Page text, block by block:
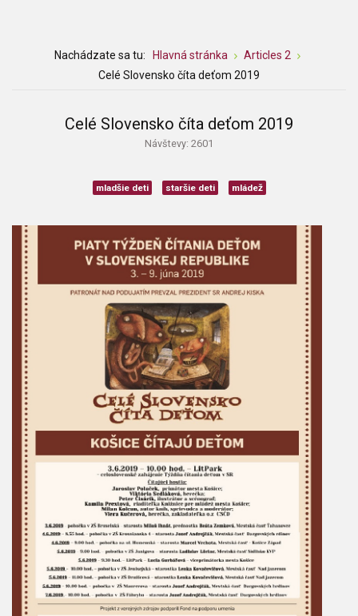
Nachádzate sa tu: Hlavná stránka
Articles 2
Celé Slovensko číta deťom 2019
Celé Slovensko číta deťom 2019
Návštevy: 2601
mladšie deti staršie deti mládež